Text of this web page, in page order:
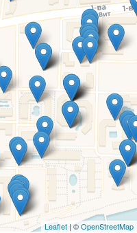
Leaflet | ©OpenStreetMap